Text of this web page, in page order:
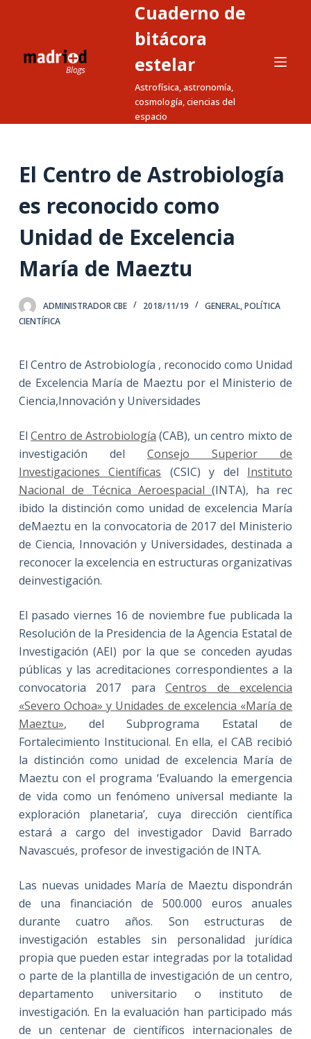
a
o
Cuaderno de
bitácora
estelar
Astrofísica, astronomía,
cosmología, ciencias del
espacio
El Centro de Astrobiología
es reconocido como
Unidad de Excelencia
María de Maeztu
ADMINISTRADOR CBE 2018/11/19 GENERAL,POLÍTICA
CIENTÍFICA
El Centro de Astrobiología , reconocido como Unidad
de Excelencia María de Maeztu por el Ministerio de
Ciencia,Innovación y Universidades
ElCentro de Astrobiología (CAB), un centro mixto de
investigación del Consejo Superior de
Investigaciones Científicas (CSIC) y del Instituto
Nacional de Técnica Aeroespacial(INTA), ha rec
ibido la distinción como unidad de excelencia María
deMaeztu en la convocatoria de 2017 del Ministerio
de Ciencia, Innovación y Universidades, destinada a
reconocer la excelencia en estructuras organizativas
deinvestigación.
El pasado viernes 16 de noviembre fue publicada la
Resolución de la Presidencia de la Agencia Estatal de
Investigación (AEI) por la que se conceden ayudas
públicas y las acreditaciones correspondientes a la
convocatoria 2017 paraCentros de excelencia
«Severo Ochoa» y Unidades de excelencia «María de
Maeztu», del Subprograma Estatal de
Fortalecimiento Institucional. En ella, el CAB recibió
la distinción como unidad de excelencia María de
Maeztu con el programa ‘Evaluando la emergencia
de vida como un fenómeno universal mediante la
exploración planetaria’, cuya dirección científica
estará a cargo del investigador David Barrado
Navascués, profesor de investigación de INTA.
Las nuevas unidades María de Maeztu dispondrán
de una financiación de 500.000 euros anuales
durante cuatro años. Son estructuras de
investigación estables sin personalidad jurídica
propia que pueden estar integradas por la totalidad
o parte de la plantilla de investigación de un centro,
departamento universitario o instituto de
investigación. En la evaluación han participado más
de un centenar de científicos internacionales de